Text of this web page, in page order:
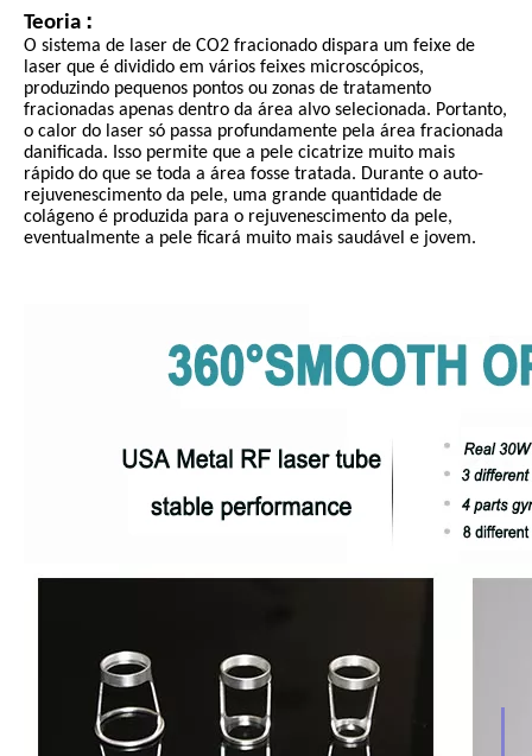
Teoria :
O sistema de laser de CO2 fracionado dispara um feixe de
laser que é dividido em vários feixes microscópicos,
produzindo pequenos pontos ou zonas de tratamento
fracionadas apenas dentro da área alvo selecionada. Portanto,
o calor do laser só passa profundamente pela área fracionada
danificada. Isso permite que a pele cicatrize muito mais
rápido do que se toda a área fosse tratada. Durante o auto-
rejuvenescimento da pele, uma grande quantidade de
colágeno é produzida para o rejuvenescimento da pele,
eventualmente a pele ficará muito mais saudável e jovem.